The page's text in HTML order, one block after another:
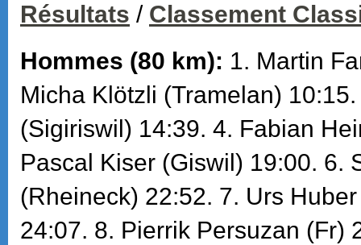
Résultats / Classement
Hommes (80 km): 1. Martin
Micha Klötzli (Tramelan)
(Sigiriswil) 14:39. 4. Fabian
Pascal Kiser (Giswil) 19:00. 6.
(Rheineck) 22:52. 7. Urs
24:07. 8. Pierrik Persuzan (Fr)